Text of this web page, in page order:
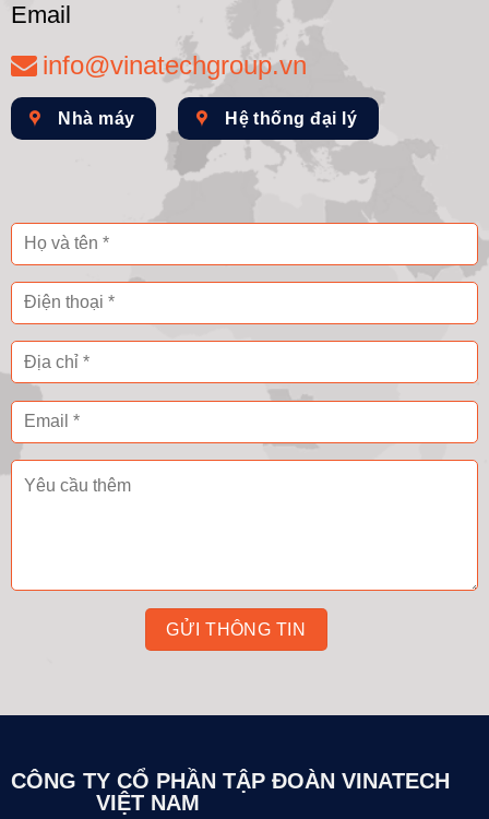
Email
info@vinatechgroup.vn
Nhà máy Hệ thống đại lý
CÔNG TY CỔ PHẦN TẬP ĐOÀN VINATECH
VIỆT NAM